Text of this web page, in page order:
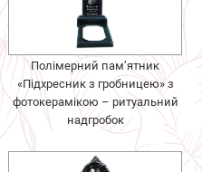
Полімерний пам’ятник
«Підхресник з гробницею» з
фотокерамікою – ритуальний
надгробок